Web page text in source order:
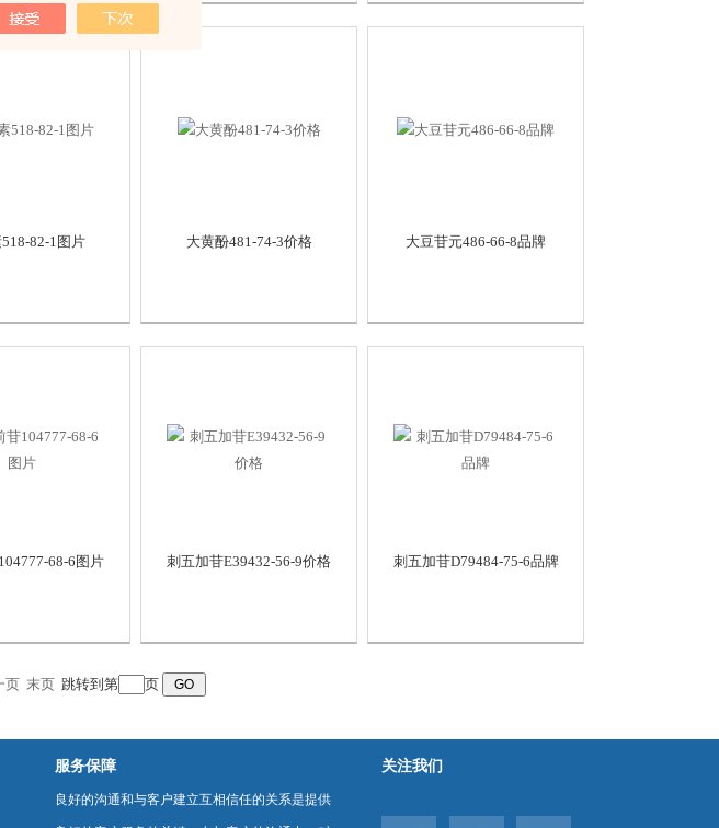
82-1图片 大黄酚481-74-3价格 大豆苷元486-66-8品牌
68-6图片 刺五加苷E39432-56-9价格 刺五加苷D79484-75-6品牌
页 末页 跳转到第 页
服务保障
良好的沟通和与客户建立互相信任的关系是提供
关注我们